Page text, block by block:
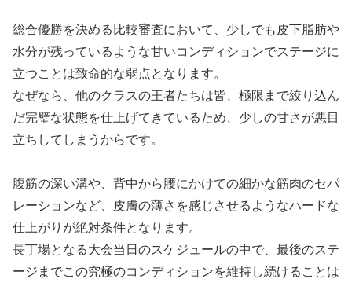
総合優勝を決める比較審査において、少しでも皮下脂肪や
水分が残っているような甘いコンディションでステージに
立つことは致命的な弱点となります。
なぜなら、他のクラスの王者たちは皆、極限まで絞り込ん
だ完璧な状態を仕上げてきているため、少しの甘さが悪目
立ちしてしまうからです。
腹筋の深い溝や、背中から腰にかけての細かな筋肉のセパ
レーションなど、皮膚の薄さを感じさせるようなハードな
仕上がりが絶対条件となります。
長丁場となる大会当日のスケジュールの中で、最後のステ
ージまでこの究極のコンディションを維持し続けることは